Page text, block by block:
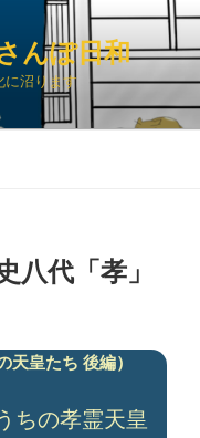
んぽ日和
に沼ります
代「孝」
皇たち 後編）
ちの孝霊天皇